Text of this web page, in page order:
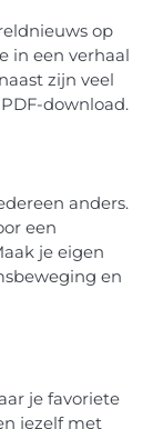
op
in een verhaal
zijn veel
download.
anders.
een
je eigen
en
je favoriete
jezelf met